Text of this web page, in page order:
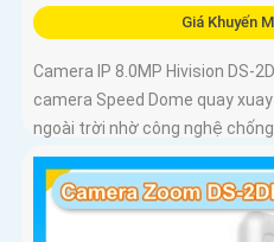
Giá Khuyến
Camera IP 8.0MP Hivision DS-
camera Speed Dome quay
ngoài trời nhờ công nghệ